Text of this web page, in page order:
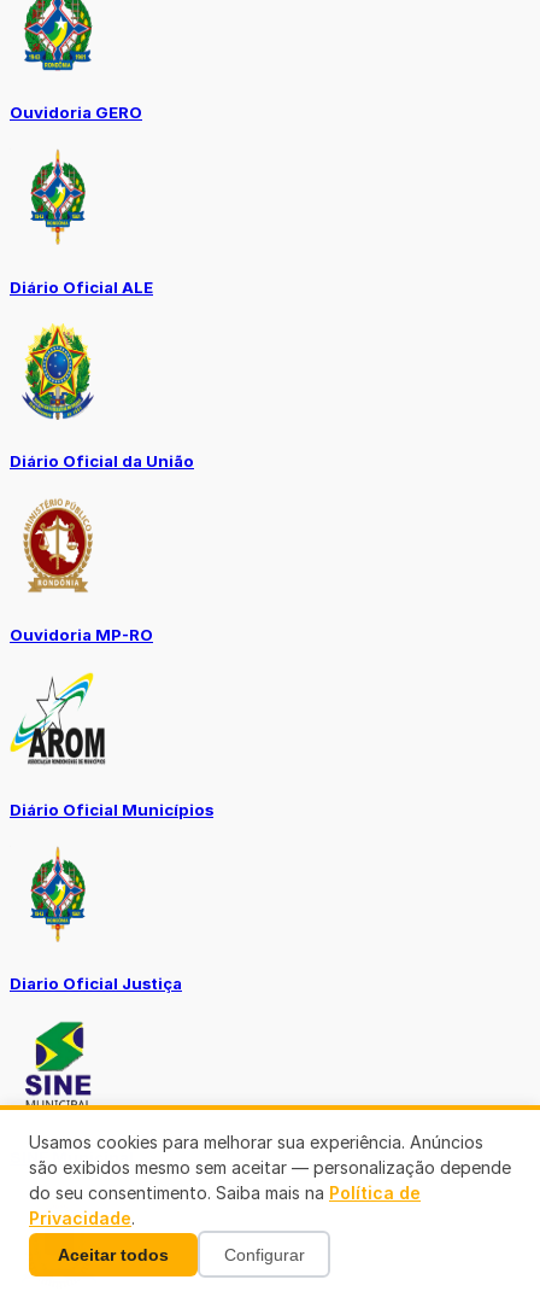
Ouvidoria GERO
Diário Oficial ALE
Diário Oficial da União
Ouvidoria MP-RO
Diário Oficial Municípios
Diario Oficial Justiça
SINE Municipal
Usamos cookies para melhorar sua experiência. Anúncios
são exibidos mesmo sem aceitar — personalização depende
do seu consentimento. Saiba mais na Política de
Privacidade.
Aceitar todos Configurar